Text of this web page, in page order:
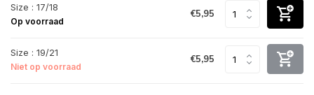
Size : 17/18
Op voorraad
€5,95
Size : 19/21
Niet op voorraad
€5,95